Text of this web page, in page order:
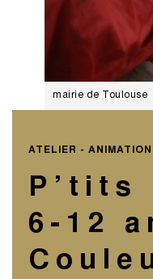
mairie de Toulouse
P’tits
6-12
ATELIER - ANIMATION